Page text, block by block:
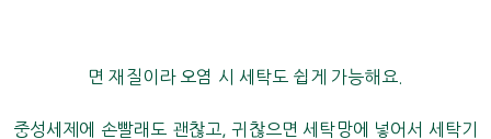
면 재질이라 오염 시 세탁도 쉽게 가능해요.
중성세제에 손빨래도 괜찮고, 귀찮으면 세탁망에 넣어서 세탁기